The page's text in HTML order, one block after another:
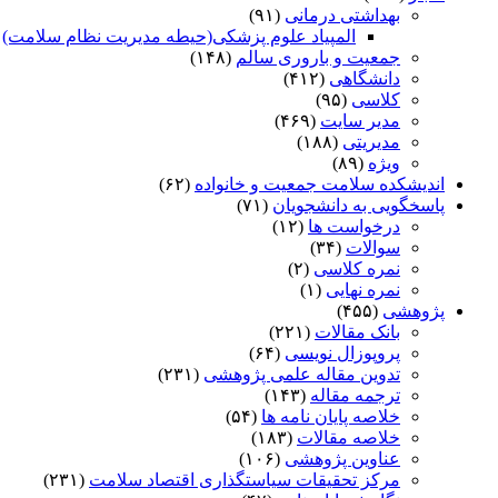
بهداشتی درمانی (۹۱)
المپیاد علوم پزشکی(حیطه مدیریت نظام سلامت)
جمعیت و باروری سالم (۱۴۸)
دانشگاهی (۴۱۲)
کلاسی (۹۵)
مدیر سایت (۴۶۹)
مدیریتی (۱۸۸)
ویژه (۸۹)
اندیشکده سلامت جمعیت و خانواده (۶۲)
پاسخگویی به دانشجویان (۷۱)
درخواست ها (۱۲)
سوالات (۳۴)
نمره کلاسی (۲)
نمره نهایی (۱)
پژوهشی (۴۵۵)
بانک مقالات (۲۲۱)
پروپوزال نویسی (۶۴)
تدوین مقاله علمی پژوهشی (۲۳۱)
ترجمه مقاله (۱۴۳)
خلاصه پایان نامه ها (۵۴)
خلاصه مقالات (۱۸۳)
عناوین پژوهشی (۱۰۶)
مرکز تحقیقات سیاستگذاری اقتصاد سلامت (۲۳۱)